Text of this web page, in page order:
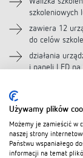
szkoleniowych
zawiera 12
do celów
działania
i paneli LED
przejrzysta
Do
ją nabyć na
Używamy plików
Możemy je zamieścić w
naszej strony
Państwu wspaniałego
informacji na temat